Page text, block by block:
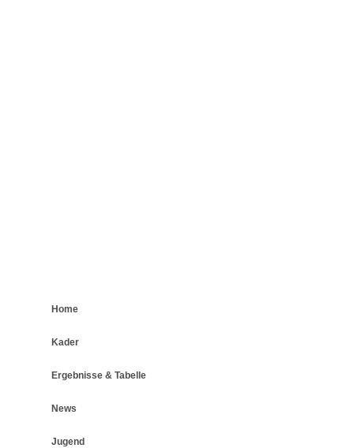
Home
Kader
Ergebnisse & Tabelle
News
Jugend